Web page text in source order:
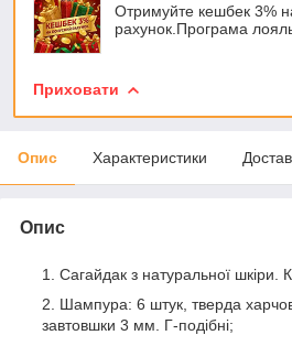
Отримуйте кешбек 3%
рахунок.Програма
Приховати
Опис Характеристики
Опис
Сагайдак з натуральної шкіри.
Шампура: 6 штук, тверда
завтовшки 3 мм. Г-подібні;